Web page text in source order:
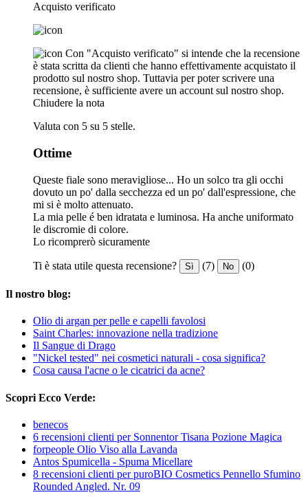
Acquisto verificato
Con "Acquisto verificato" si intende che la recensione
è stata scritta da clienti che hanno effettivamente acquistato il
prodotto sul nostro shop. Tuttavia per poter scrivere una
recensione, è sufficiente avere un account sul nostro shop.
Chiudere la nota
Valuta con 5 su 5 stelle.
Ottime
Queste fiale sono meravigliose... Ho un solco tra gli occhi
dovuto un po' dalla secchezza ed un po' dall'espressione, che
mi si è molto attenuato.
La mia pelle é ben idratata e luminosa. Ha anche uniformato
le discromie di colore.
Lo ricomprerò sicuramente
Ti è stata utile questa recensione? Sì (7) No (0)
Il nostro blog:
Olio di argan per pelle e capelli favolosi
Saint Charles: innovazione nella tradizione
Il Sangue di Drago
"Nickel tested" nei cosmetici naturali - cosa significa?
Cosa causa l'acne o le cicatrici da acne?
Scopri Ecco Verde:
benecos
6 recensioni clienti per Sonnentor Tisana Pozione Magica
forpeople Olio Viso alla Lavanda
Antos Spumicella - Spuma Micellare
8 recensioni clienti per puroBIO Cosmetics Pennello Sfumino
Rounded Angled. Nr. 09